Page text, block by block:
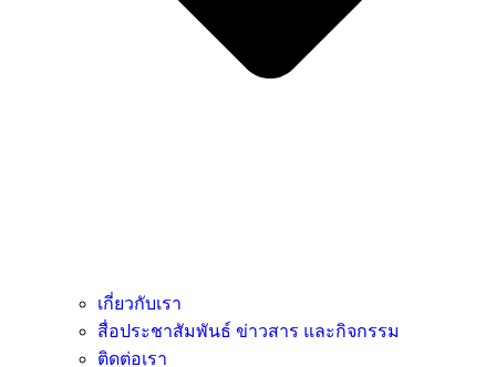
เกี่ยวกับเรา
สื่อประชาสัมพันธ์ ข่าวสาร และกิจกรรม
ติดต่อเรา